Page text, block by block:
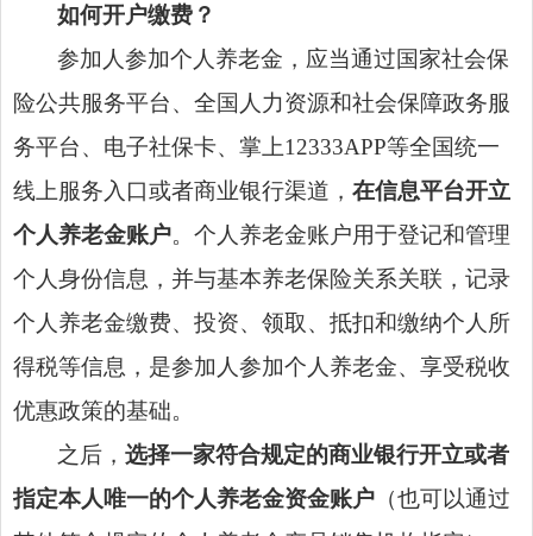
如何开户缴费？
参加人参加个人养老金，应当通过国家社会保
险公共服务平台、全国人力资源和社会保障政务服
务平台、电子社保卡、掌上12333APP等全国统一
线上服务入口或者商业银行渠道， 在信息平台开立
个人养老金账户。个人养老金账户用于登记和管理
个人身份信息，并与基本养老保险关系关联，记录
个人养老金缴费、投资、领取、抵扣和缴纳个人所
得税等信息，是参加人参加个人养老金、享受税收
优惠政策的基础。
之后，选择一家符合规定的商业银行开立或者
指定本人唯一的个人养老金资金账户 （也可以通过